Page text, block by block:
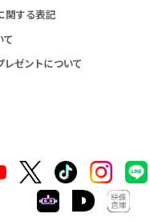
関する表記
レゼントについて